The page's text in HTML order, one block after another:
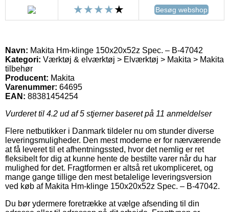
Besøg webshop
Navn: Makita Hm-klinge 150x20x52z Spec. – B-47042
Kategori: Værktøj & elværktøj > Elværktøj > Makita > Makita
tilbehør
Producent: Makita
Varenummer: 64695
EAN: 88381454254
Vurderet til 4.2 ud af 5 stjerner baseret på 11 anmeldelser
Flere netbutikker i Danmark tildeler nu om stunder diverse
leveringsmuligheder. Den mest moderne er for nærværende
at få leveret til et afhentningssted, hvor det nemlig er ret
fleksibelt for dig at kunne hente de bestilte varer når du har
mulighed for det. Fragtformen er altså ret ukompliceret, og
mange gange tillige den mest betalelige leveringsversion
ved køb af Makita Hm-klinge 150x20x52z Spec. – B-47042.
Du bør ydermere foretrække at vælge afsending til din